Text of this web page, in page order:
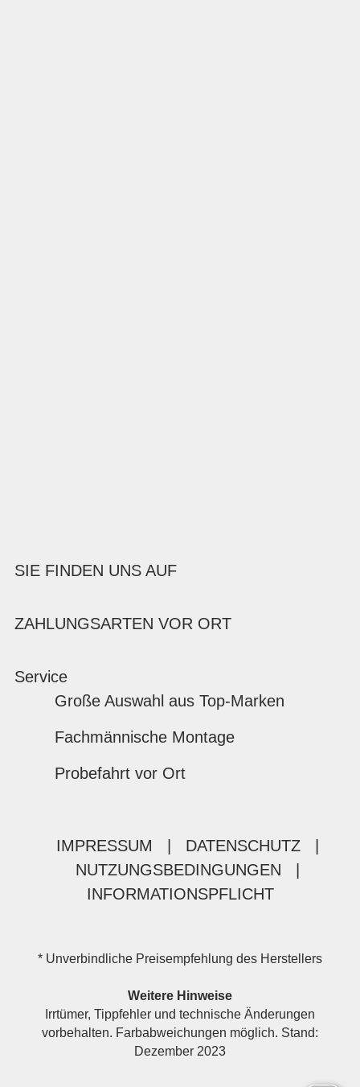
SIE FINDEN UNS AUF
ZAHLUNGSARTEN VOR ORT
Service
Große Auswahl aus Top-Marken
Fachmännische Montage
Probefahrt vor Ort
IMPRESSUM DATENSCHUTZ
NUTZUNGSBEDINGUNGEN
INFORMATIONSPFLICHT
* Unverbindliche Preisempfehlung des Herstellers
Weitere Hinweise
Irrtümer, Tippfehler und technische Änderungen
vorbehalten. Farbabweichungen möglich. Stand:
Dezember 2023